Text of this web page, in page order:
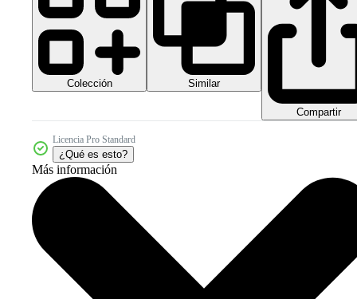
Colección Similar
Compartir
Licencia Pro Standard
¿Qué es esto?
Más información